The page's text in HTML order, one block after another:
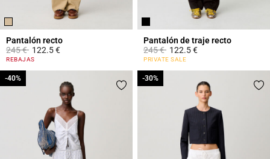
Pantalón recto
Price reduced from
245 €to122.5 €
3,5 out of 5 Customer Rating
REBAJAS
Pantalón de traje recto
Price reduced from
245 €to122.5 €
3,2 out of 5 Customer Rating
PRIVATE SALE
-40%
-40% -30%
-30%